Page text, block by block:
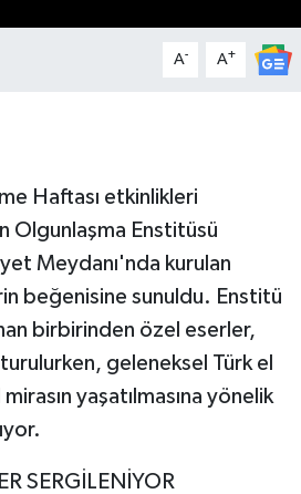
A- A+
Haftası etkinlikleri
Olgunlaşma Enstitüsü
Meydanı'nda kurulan
beğenisine sunuldu. Enstitü
birbirinden özel eserler,
geleneksel Türk el
yaşatılmasına yönelik
SERGİLENİYOR